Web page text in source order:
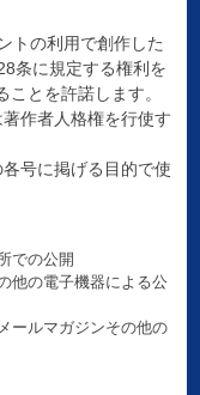
トの利用で創作した
条に規定する権利を
とを許諾します。
作者人格権を行使す
号に掲げる目的で使
での公開
他の電子機器による公
ールマガジンその他の